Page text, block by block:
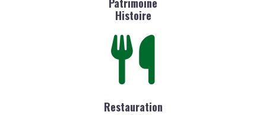
Histoire
Restauration